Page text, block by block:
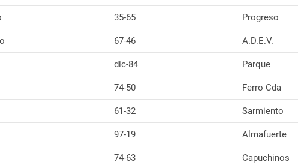
35-65 Progreso
67-46 A.D.E.V.
dic-84 Parque
74-50 Ferro Cda
61-32 Sarmiento
97-19 Almafuerte
74-63 Capuchinos